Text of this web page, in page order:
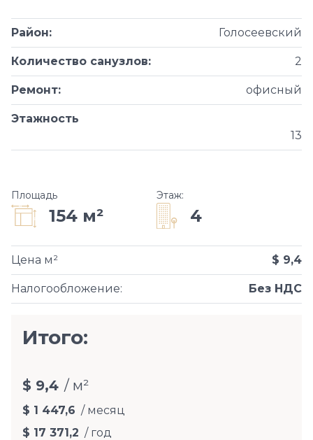
Район: Голосеевский
Количество санузлов: 2
Ремонт: офисный
Этажность
13
Площадь
154 м²
Этаж:
4
Налогообложение: Без НДС
Цена м² $ 9,4
Итого:
$ 9,4 / м²
$ 1 447,6 / месяц
$ 17 371,2 / год